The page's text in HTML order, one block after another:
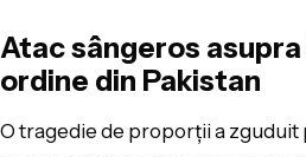
Atac sângeros
ordine din Pakistan
O tragedie de proporții a